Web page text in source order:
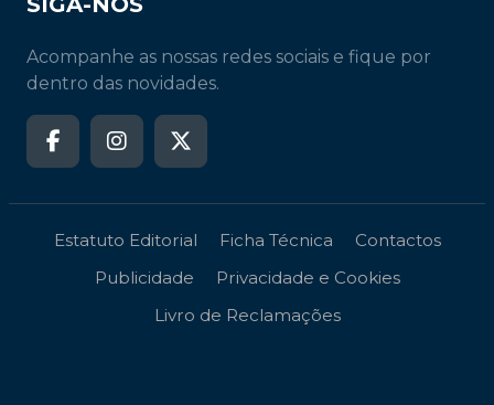
Acompanhe as nossas redes sociais e fique por
dentro das novidades.
Estatuto Editorial Ficha Técnica
Contactos
Publicidade
Privacidade e Cookies
Livro de Reclamações